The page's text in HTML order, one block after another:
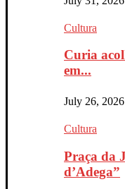
Cultura
Curia
em...
July 26, 2026
Cultura
Praça da
d’Adega”